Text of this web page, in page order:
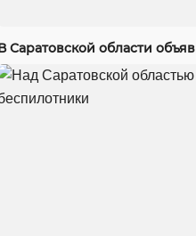
Саратовской области